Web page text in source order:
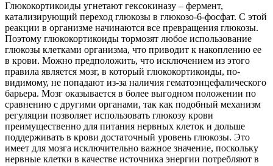
Глюкокортикоиды угнетают гексокиназу – фермент,
катализирую­щий переход глюкозы в глюкозо-6-фосфат. С этой
реакции в организме начинаются все превращения глюкозы.
Поэтому глюкокортикоиды тормозят любое использование
глюкозы клетками организма, что при­водит к накоплению ее
в крови. Можно предположить, что исключением из этого
правила является мозг, в который глюкокортикоиды, по-
видимому, не попадают из-за наличия гематоэнцефалического
барьера. Мозг оказывается в более выгодном положении по
сравнению с други­ми органами, так как подобный механизм
регуляции позволяет исполь­зовать глюкозу крови
преимущественно для питания нервных клеток и дольше
поддерживать в крови достаточный уровень глюкозы. Это
име­ет для мозга исключительно важное значение, поскольку
нервные клет­ки в качестве источника энергии потребляют в